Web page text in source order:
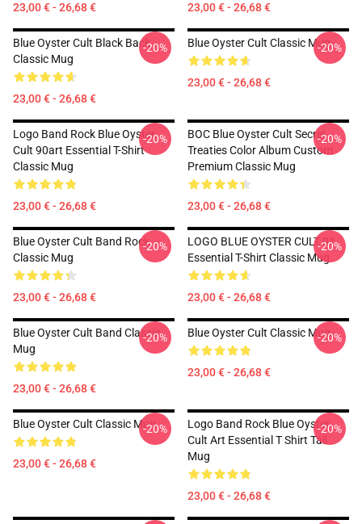
23,00 € - 26,68 € 23,00 € - 26,68 €
Blue Oyster Cult Black Back
Classic Mug
23,00 € - 26,68 €
-20% Blue Oyster Cult Classic Mug
23,00 € - 26,68 €
-20%
Logo Band Rock Blue Oyster
Cult 90art Essential T-Shirt
Classic Mug
23,00 € - 26,68 €
-20%
BOC Blue Oyster Cult Secret
Treaties Color Album Custom
Premium Classic Mug
23,00 € - 26,68 €
-20%
Blue Oyster Cult Band Rock
Classic Mug
23,00 € - 26,68 €
-20%
LOGO BLUE OYSTER CULT 01
Essential T-Shirt Classic Mug
23,00 € - 26,68 €
-20%
Blue Oyster Cult Band Classic
Mug
23,00 € - 26,68 €
-20% Blue Oyster Cult Classic Mug
23,00 € - 26,68 €
-20%
Blue Oyster Cult Classic Mug
23,00 € - 26,68 €
-20%
Logo Band Rock Blue Oyster
Cult Art Essential T Shirt Tall
Mug
23,00 € - 26,68 €
-20%